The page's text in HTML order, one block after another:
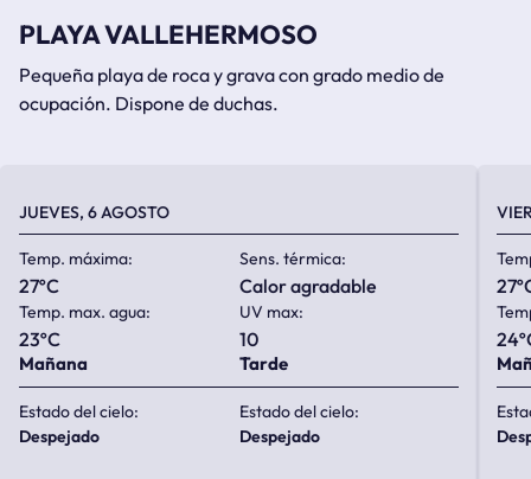
PLAYA VALLEHERMOSO
Pequeña playa de roca y grava con grado medio de
ocupación. Dispone de duchas.
JUEVES, 6 AGOSTO
Temp. máxima:
27ºC
Sens. térmica:
calor agradable
Temp. max. agua:
23ºC
UV max:
10
Mañana
Estado del cielo:
despejado
Tarde
Estado del cielo:
despejado